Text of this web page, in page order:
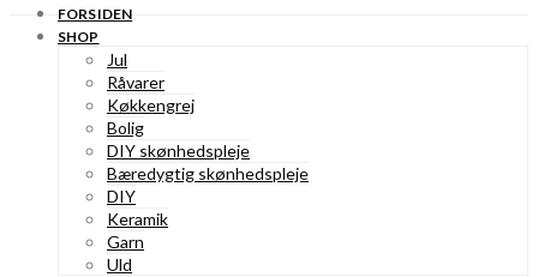
FORSIDEN
SHOP
Jul
Råvarer
Køkkengrej
Bolig
DIY skønhedspleje
Bæredygtig skønhedspleje
DIY
Keramik
Garn
Uld